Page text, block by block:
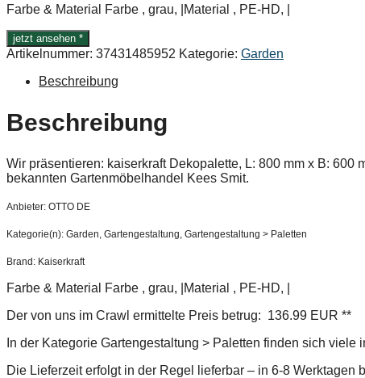
Farbe & Material Farbe , grau, |Material , PE-HD, |
jetzt ansehen *
Artikelnummer: 37431485952 Kategorie: Garden
Beschreibung
Beschreibung
Wir präsentieren: kaiserkraft Dekopalette, L: 800 mm x B:
bekannten Gartenmöbelhandel Kees Smit.
Anbieter: OTTO DE
Kategorie(n): Garden, Gartengestaltung, Gartengestaltung > Paletten
Brand: Kaiserkraft
Farbe & Material Farbe , grau, |Material , PE-HD, |
Der von uns im Crawl ermittelte Preis betrug: 136.99 EUR **
In der Kategorie Gartengestaltung > Paletten finden sich
Die Lieferzeit erfolgt in der Regel lieferbar – in 6-8 Werktagen